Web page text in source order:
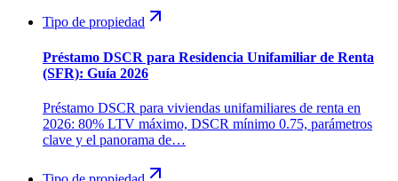
Tipo de propiedad
Préstamo DSCR para Residencia Unifamiliar de Renta
(SFR): Guía 2026
Préstamo DSCR para viviendas unifamiliares de renta en
2026: 80% LTV máximo, DSCR mínimo 0.75, parámetros
clave y el panorama de…